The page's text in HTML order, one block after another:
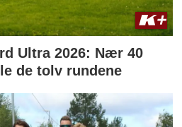
Ultra 2026: Nær 40
de tolv rundene